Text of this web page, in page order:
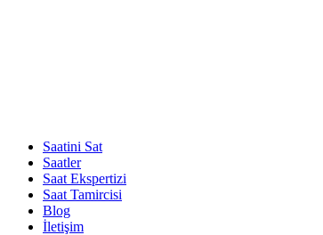
Saatini Sat
Saatler
Saat Ekspertizi
Saat Tamircisi
Blog
İletişim